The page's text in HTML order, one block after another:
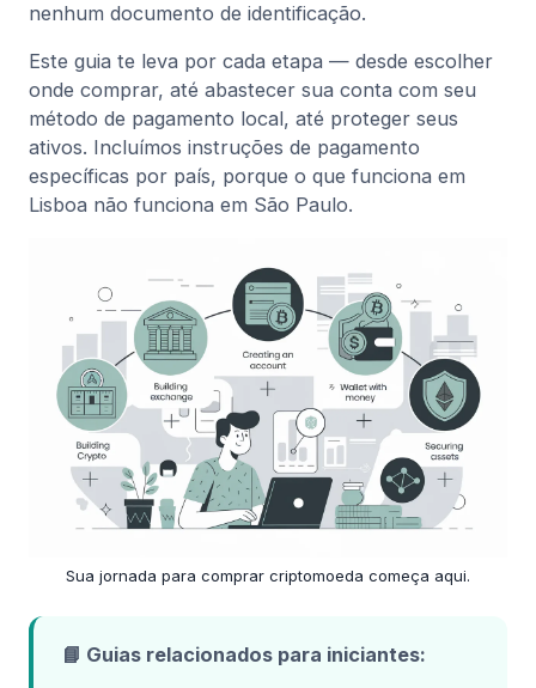
nenhum documento de identificação.
Este guia te leva por cada etapa — desde escolher
onde comprar, até abastecer sua conta com seu
método de pagamento local, até proteger seus
ativos. Incluímos instruções de pagamento
específicas por país, porque o que funciona em
Lisboa não funciona em São Paulo.
Sua jornada para comprar criptomoeda começa aqui.
📘 Guias relacionados para iniciantes: